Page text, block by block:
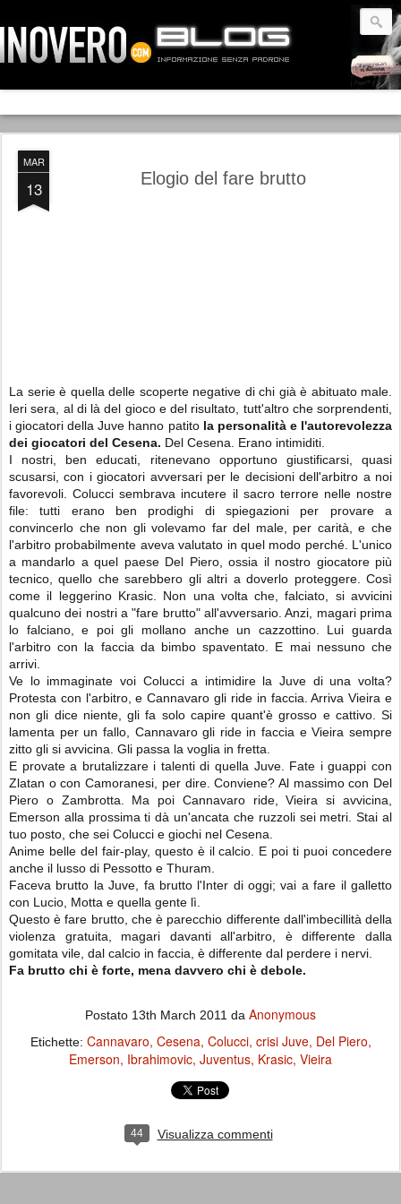
MAR
13 Elogio del fare brutto
La serie è quella delle scoperte negative di chi già è abituato male.
Ieri sera, al di là del gioco e del risultato, tutt'altro che sorprendenti,
i giocatori della Juve hanno patitola personalità e l'autorevolezza
dei giocatori del Cesena. Del Cesena. Erano intimiditi.
I nostri, ben educati, ritenevano opportuno giustificarsi, quasi
scusarsi, con i giocatori avversari per le decisioni dell'arbitro a noi
favorevoli. Colucci sembrava incutere il sacro terrore nelle nostre
file: tutti erano ben prodighi di spiegazioni per provare a
convincerlo che non gli volevamo far del male, per carità, e che
l'arbitro probabilmente aveva valutato in quel modo perché. L'unico
a mandarlo a quel paese Del Piero, ossia il nostro giocatore più
tecnico, quello che sarebbero gli altri a doverlo proteggere. Così
come il leggerino Krasic. Non una volta che, falciato, si avvicini
qualcuno dei nostri a "fare brutto" all'avversario. Anzi, magari prima
lo falciano, e poi gli mollano anche un cazzottino. Lui guarda
l'arbitro con la faccia da bimbo spaventato. E mai nessuno che
arrivi.
Ve lo immaginate voi Colucci a intimidire la Juve di una volta?
Protesta con l'arbitro, e Cannavaro gli ride in faccia. Arriva Vieira e
non gli dice niente, gli fa solo capire quant'è grosso e cattivo. Si
lamenta per un fallo, Cannavaro gli ride in faccia e Vieira sempre
zitto gli si avvicina. Gli passa la voglia in fretta.
E provate a brutalizzare i talenti di quella Juve. Fate i guappi con
Zlatan o con Camoranesi, per dire. Conviene? Al massimo con Del
Piero o Zambrotta. Ma poi Cannavaro ride, Vieira si avvicina,
Emerson alla prossima ti dà un'ancata che ruzzoli sei metri. Stai al
tuo posto, che sei Colucci e giochi nel Cesena.
Anime belle del fair-play, questo è il calcio. E poi ti puoi concedere
anche il lusso di Pessotto e Thuram.
Faceva brutto la Juve, fa brutto l'Inter di oggi; vai a fare il galletto
con Lucio, Motta e quella gente lì.
Questo è fare brutto, che è parecchio differente dall'imbecillità della
violenza gratuita, magari davanti all'arbitro, è differente dalla
gomitata vile, dal calcio in faccia, è differente dal perdere i nervi.
Fa brutto chi è forte, mena davvero chi è debole.
Postato 13th March 2011 da Anonymous
Etichette: Cannavaro Cesena Colucci crisi Juve Del Piero
Emerson Ibrahimovic Juventus Krasic Vieira
44 Visualizza commenti